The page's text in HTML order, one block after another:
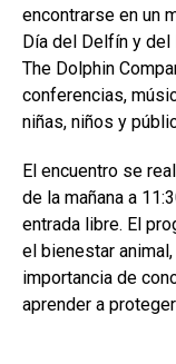
encontrarse en un
Día del Delfín y
The Dolphin
conferencias,
niñas, niños y
El encuentro se
de la mañana a
entrada libre. El
el bienestar
importancia de
aprender a